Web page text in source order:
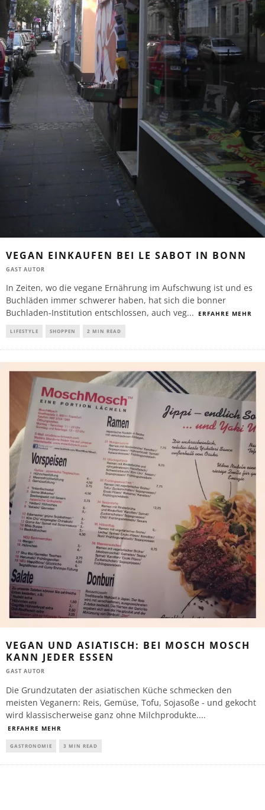
VEGAN EINKAUFEN BEI LE SABOT IN BONN
GAST AUTOR
In Zeiten, wo die vegane Ernährung im Aufschwung ist und es
Buchläden immer schwerer haben, hat sich die bonner
Buchladen-Institution entschlossen, auch veg... ERFAHRE MEHR
LIFESTYLE SHOPPEN 2 MIN READ
VEGAN UND ASIATISCH: BEI MOSCH MOSCH
KANN JEDER ESSEN
GAST AUTOR
Die Grundzutaten der asiatischen Küche schmecken den
meisten Veganern: Reis, Gemüse, Tofu, Sojasoße - und gekocht
wird klassischerweise ganz ohne Milchprodukte....
ERFAHRE MEHR
GASTRONOMIE 3 MIN READ